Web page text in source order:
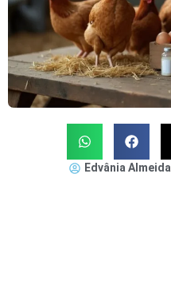
Edvânia Almeida